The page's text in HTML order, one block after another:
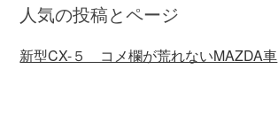
人気の投稿とページ
新型CX-５ コメ欄が荒れないMAZDA車